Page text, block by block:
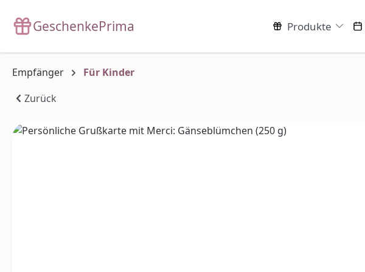
GeschenkePrima Produkte
Empfänger
Für Kinder
Zurück
Bildergalerie überspringen